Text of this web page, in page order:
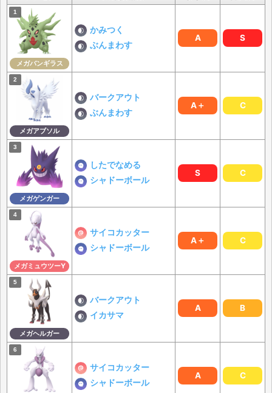
メガバンギラス
かみつく
ぶんまわす
A S
メガアブソル
バークアウト
ぶんまわす
A＋ C
メガゲンガー
したでなめる
シャドーボール
S C
メガミュウツーY
サイコカッター
シャドーボール
A＋ C
メガヘルガー
バークアウト
イカサマ
A B
サイコカッター
シャドーボール
A C